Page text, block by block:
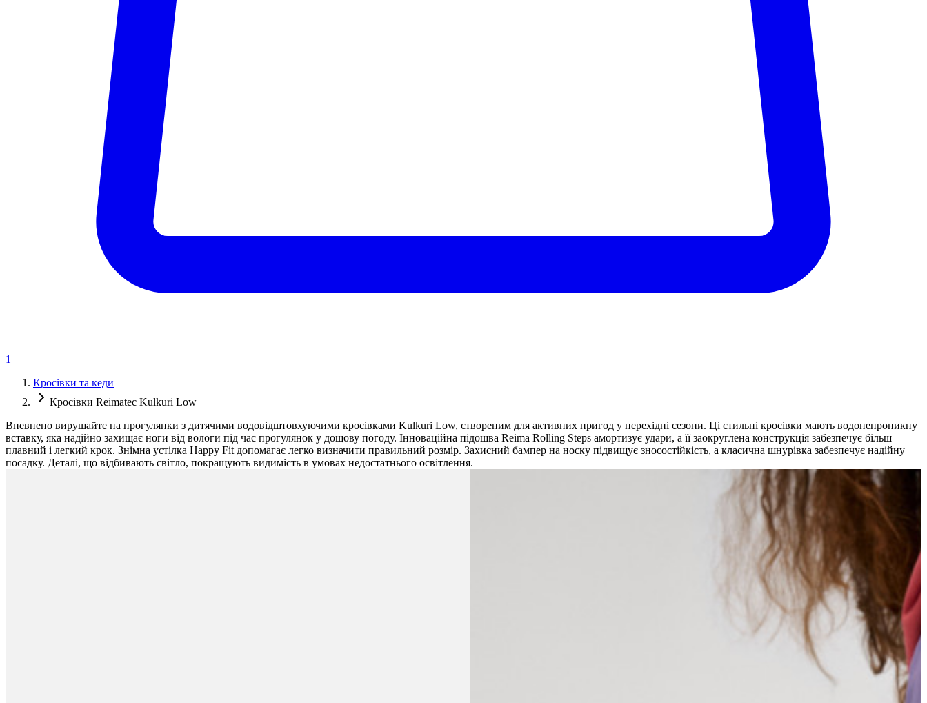
1
Кросівки та кеди
Кросівки Reimatec Kulkuri Low
Впевнено вирушайте на прогулянки з дитячими водовідштовхуючими кросівками Kulkuri Low, створеним для активних пригод у перехідні сезони. Ці стильні кросівки мають водонепроникну
вставку, яка надійно захищає ноги від вологи під час прогулянок у дощову погоду. Інноваційна підошва Reima Rolling Steps амортизує удари, а її заокруглена конструкція забезпечує більш
плавний і легкий крок. Знімна устілка Happy Fit допомагає легко визначити правильний розмір. Захисний бампер на носку підвищує зносостійкість, а класична шнурівка забезпечує надійну
посадку. Деталі, що відбивають світло, покращують видимість в умовах недостатнього освітлення.